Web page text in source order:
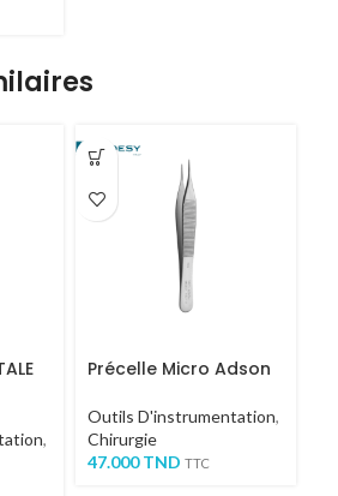
,
Précelle Micro Adson
Outils D'instrumentation,
Chirurgie
47.000TND TTC